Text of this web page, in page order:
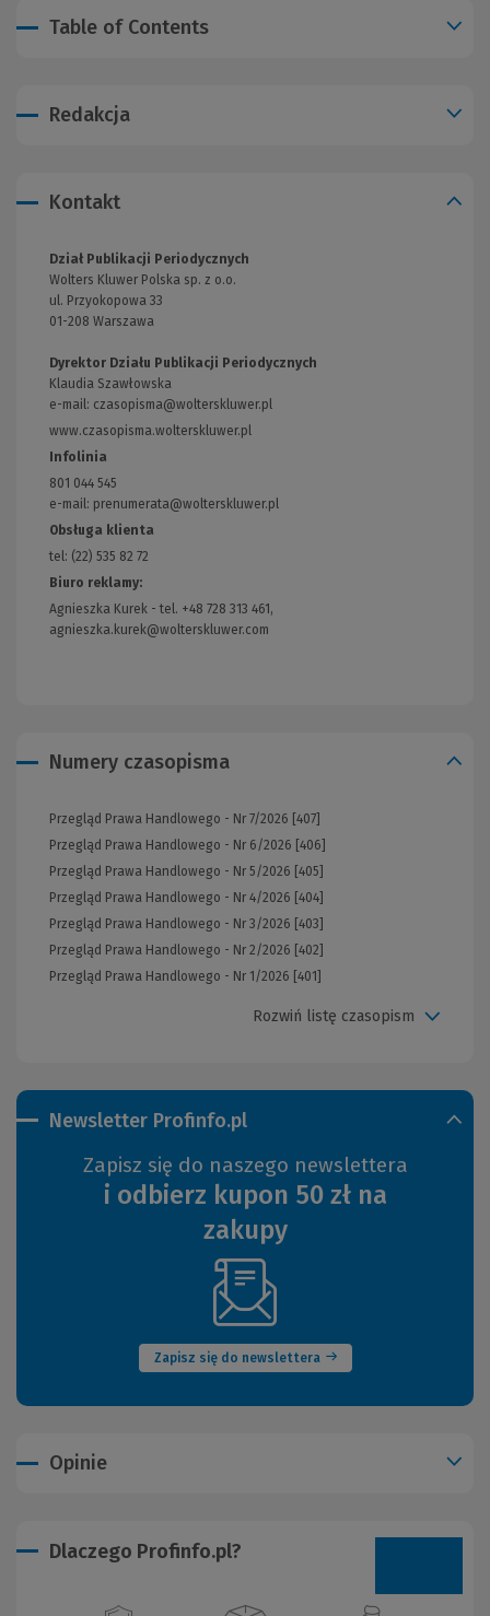
Table of Contents
Redakcja
Newsletter Profinfo.pl
Zapisz się do naszego newslettera
i odbierz kupon 50 zł na
zakupy
Zapisz się do newslettera
(Nowe
okno)
Kontakt
Dział Publikacji Periodycznych
Wolters Kluwer Polska sp. z o.o.
ul. Przyokopowa 33
01-208 Warszawa
Dyrektor Działu Publikacji Periodycznych
Klaudia Szawłowska
e-mail: czasopisma@wolterskluwer.pl
www.czasopisma.wolterskluwer.pl
Infolinia
801 044 545
e-mail: prenumerata@wolterskluwer.pl
Obsługa klienta
tel: (22) 535 82 72
Biuro reklamy:
Agnieszka Kurek - tel. +48 728 313 461,
agnieszka.kurek@wolterskluwer.com
Numery czasopisma
Przegląd Prawa Handlowego - Nr 7/2026 [407]
Przegląd Prawa Handlowego - Nr 6/2026 [406]
Przegląd Prawa Handlowego - Nr 5/2026 [405]
Przegląd Prawa Handlowego - Nr 4/2026 [404]
Przegląd Prawa Handlowego - Nr 3/2026 [403]
Przegląd Prawa Handlowego - Nr 2/2026 [402]
Przegląd Prawa Handlowego - Nr 1/2026 [401]
Rozwiń listę czasopism
Opinie
Dlaczego Profinfo.pl?